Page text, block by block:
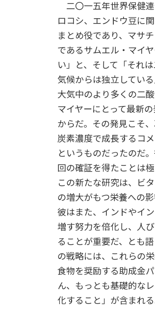
二〇一五年世界保健
ロコシ、エンドウ豆に
まとめ役であり、マサ
であるサムエル・マイ
い」と、そして「それ
気候からは独立してい
大気中のより多くの二
マイヤーにとって最新
からだ。その発見こそ
炭素濃度で成長するコ
というものだったのだ
回の確証を得たことは
この新たな研究は、ビ
の増大がもつ栄養への
彼はまた、インドやイ
増す努力を倍化し、人
ることが重要だ、とも
の戦略には、これらの
食物を奨励する助成金
ん、もっとも基礎的な
化すること」が含まれる